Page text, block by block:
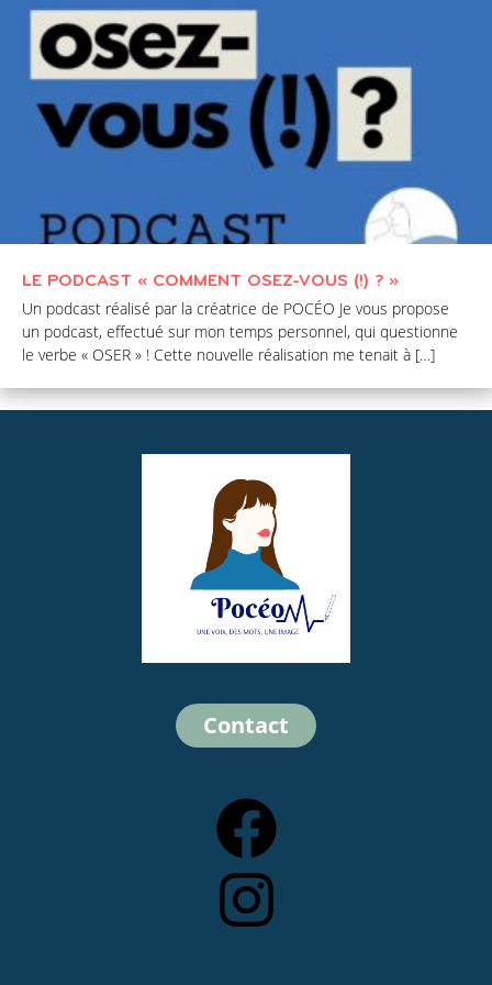
LE PODCAST « COMMENT OSEZ-VOUS (!) ? »
Un podcast réalisé par la créatrice de POCÉO Je vous propose
un podcast, effectué sur mon temps personnel, qui questionne
le verbe « OSER » ! Cette nouvelle réalisation me tenait à […]
Contact
Facebook
Instagram